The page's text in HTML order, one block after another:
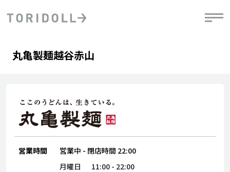
会社情報
PRニュース
中長期経営計画
デジタルトランス
フォーメーション戦略
DXビジョン2028
ライブラリ
粟田社長が語る
トリドールのサステナビリティ
ステークホルダーとの
丸亀製麺越谷赤山
営業時間 営業中 - 閉店時間 22:00
月曜日 11:00 - 22:00